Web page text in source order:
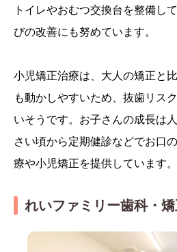
トイレやおむつ交換台を整備し
びの改善にも努めています。
小児矯正治療は、大人の矯正と
も動かしやすいため、抜歯リス
いそうです。お子さんの成長は
さい頃から定期健診などでお口
療や小児矯正を提供しています。
れいファミリー歯科・